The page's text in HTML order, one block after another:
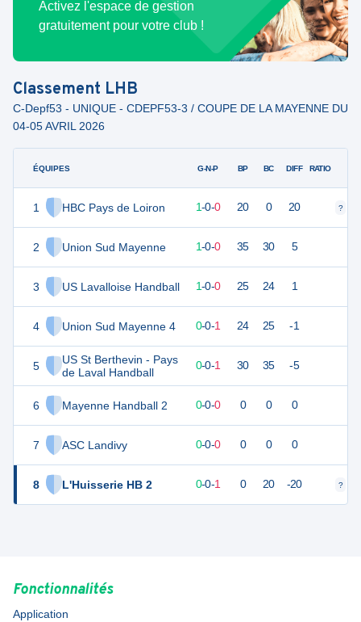
Activez l'espace de gestion
gratuitement pour votre club !
Classement LHB
C-Depf53 - UNIQUE - CDEPF53-3 / COUPE DE LA MAYENNE DU
04-05 AVRIL 2026
ÉQUIPES
1 HBC Pays de Loiron
2 Union Sud Mayenne
3 US Lavalloise Handball
4 Union Sud Mayenne 4
5
US St Berthevin - Pays
de Laval Handball
6 Mayenne Handball 2
7 ASC Landivy
8 L'Huisserie HB 2
G-N-P BP BC DIFF RATIO
3 1-0-0 20 0 20 ?
3 1-0-0 35 30 5
3 1 1-0-0 25 24 1
1 1 0-0-1 24 25 -1
1 1 0-0-1 30 35 -5
0 0-0-0 0 0 0
0-0-0 0 0 0
0 0-0-1 0 20 -20 ?
Fonctionnalités
Application